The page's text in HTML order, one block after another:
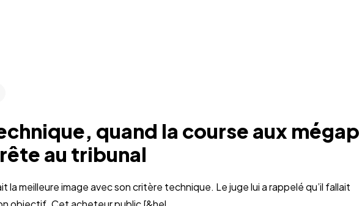
quand la course aux mégap
au tribunal
la meilleure image avec son critère technique. Le juge lui a rappelé qu’il fallait